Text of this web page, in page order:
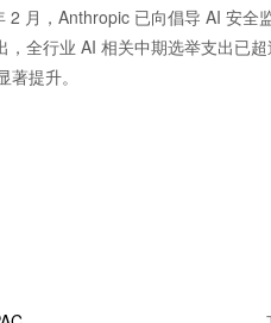
月，Anthropic 已向倡导 AI 安全
全行业 AI 相关中期选举支出已
提升。